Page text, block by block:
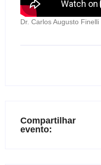
Dr. Carlos Augusto Finelli
Compartilhar
evento: